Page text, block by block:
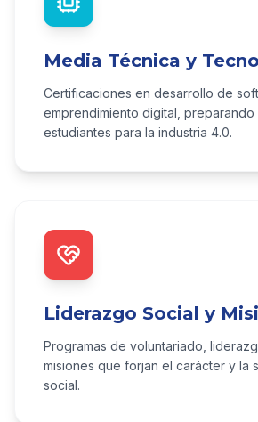
Media Técnica y
Certificaciones en desarrollo de
emprendimiento digital, preparando
estudiantes para la industria 4.0.
Liderazgo Social y
Programas de voluntariado,
misiones que forjan el carácter y la
social.